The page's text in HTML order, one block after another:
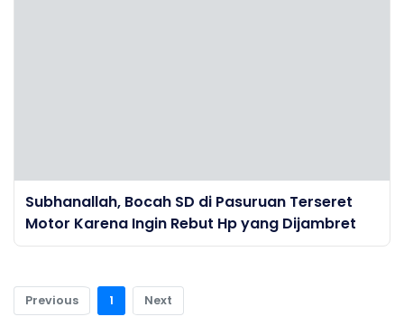
Subhanallah, Bocah SD di Pasuruan Terseret
Motor Karena Ingin Rebut Hp yang Dijambret
Previous 1 Next